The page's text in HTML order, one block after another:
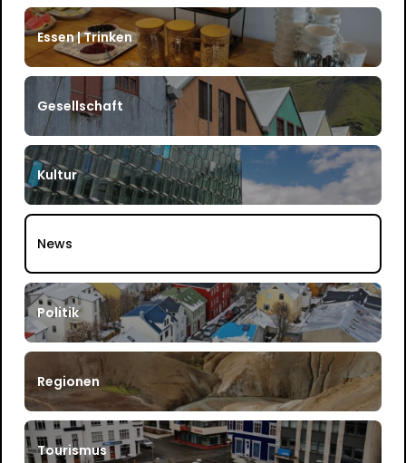
Essen | Trinken
Gesellschaft
Kultur
News
Politik
Regionen
Tourismus